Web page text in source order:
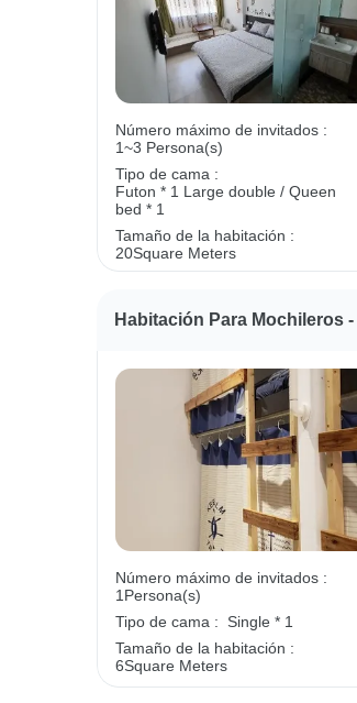
Número máximo de invitados :
1~3 Persona(s)
Tipo de cama :
Futon * 1 Large double / Queen
bed * 1
Tamaño de la habitación :
20Square Meters
Habitación Para Mochileros
Número máximo de invitados :
1Persona(s)
Tipo de cama :
Single * 1
Tamaño de la habitación :
6Square Meters